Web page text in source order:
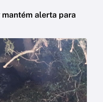
alerta para